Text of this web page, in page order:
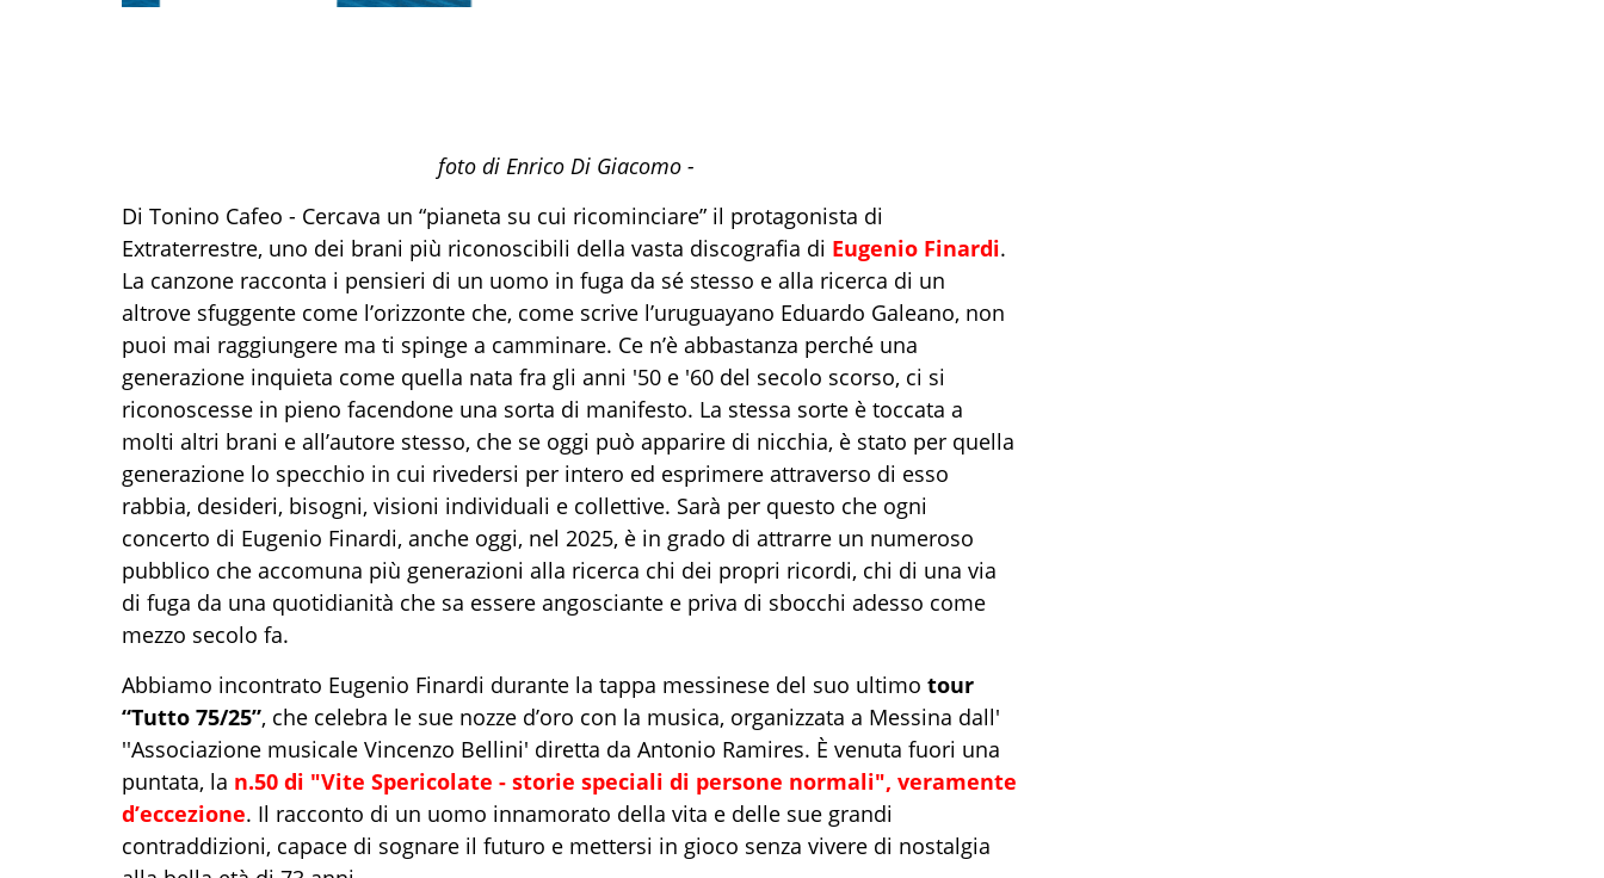
foto di Enrico Di Giacomo -
Di Tonino Cafeo - Cercava un “pianeta su cui ricominciare” il protagonista di
Extraterrestre, uno dei brani più riconoscibili della vasta discografia di Eugenio Finardi.
La canzone racconta i pensieri di un uomo in fuga da sé stesso e alla ricerca di un
altrove sfuggente come l’orizzonte che, come scrive l’uruguayano Eduardo Galeano, non
puoi mai raggiungere ma ti spinge a camminare. Ce n’è abbastanza perché una
generazione inquieta come quella nata fra gli anni '50 e '60 del secolo scorso, ci si
riconoscesse in pieno facendone una sorta di manifesto. La stessa sorte è toccata a
molti altri brani e all’autore stesso, che se oggi può apparire di nicchia, è stato per quella
generazione lo specchio in cui rivedersi per intero ed esprimere attraverso di esso
rabbia, desideri, bisogni, visioni individuali e collettive. Sarà per questo che ogni
concerto di Eugenio Finardi, anche oggi, nel 2025, è in grado di attrarre un numeroso
pubblico che accomuna più generazioni alla ricerca chi dei propri ricordi, chi di una via
di fuga da una quotidianità che sa essere angosciante e priva di sbocchi adesso come
mezzo secolo fa.
Abbiamo incontrato Eugenio Finardi durante la tappa messinese del suo ultimo tour
“Tutto 75/25”, che celebra le sue nozze d’oro con la musica, organizzata a Messina dall'
''Associazione musicale Vincenzo Bellini' diretta da Antonio Ramires. È venuta fuori una
puntata, la n.50 di "Vite Spericolate - storie speciali di persone normali", veramente
d’eccezione. Il racconto di un uomo innamorato della vita e delle sue grandi
contraddizioni, capace di sognare il futuro e mettersi in gioco senza vivere di nostalgia